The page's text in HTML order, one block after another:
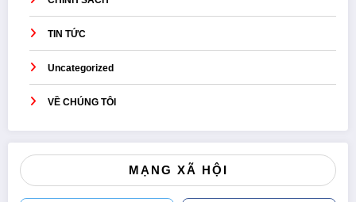
TIN TỨC
Uncategorized
VỀ CHÚNG TÔI
MẠNG XÃ HỘI